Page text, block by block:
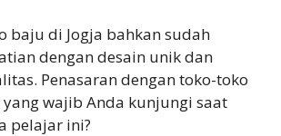
baju di Jogja bahkan sudah
dengan desain unik dan
Penasaran dengan toko-toko
wajib Anda kunjungi saat
pelajar ini?